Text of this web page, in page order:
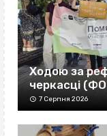
Ходою за
черкасці
7 Серпня 2026